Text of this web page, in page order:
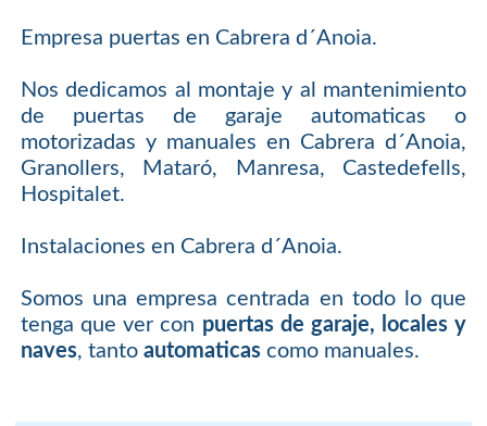
Empresa puertas en Cabrera d´Anoia.
Nos dedicamos al montaje y al mantenimiento
de puertas de garaje automaticas o
motorizadas y manuales en Cabrera d´Anoia,
Granollers, Mataró, Manresa, Castedefells,
Hospitalet.
Instalaciones en Cabrera d´Anoia.
Somos una empresa centrada en todo lo que
tenga que ver con puertas de garaje, locales y
naves, tanto automaticascomo manuales.